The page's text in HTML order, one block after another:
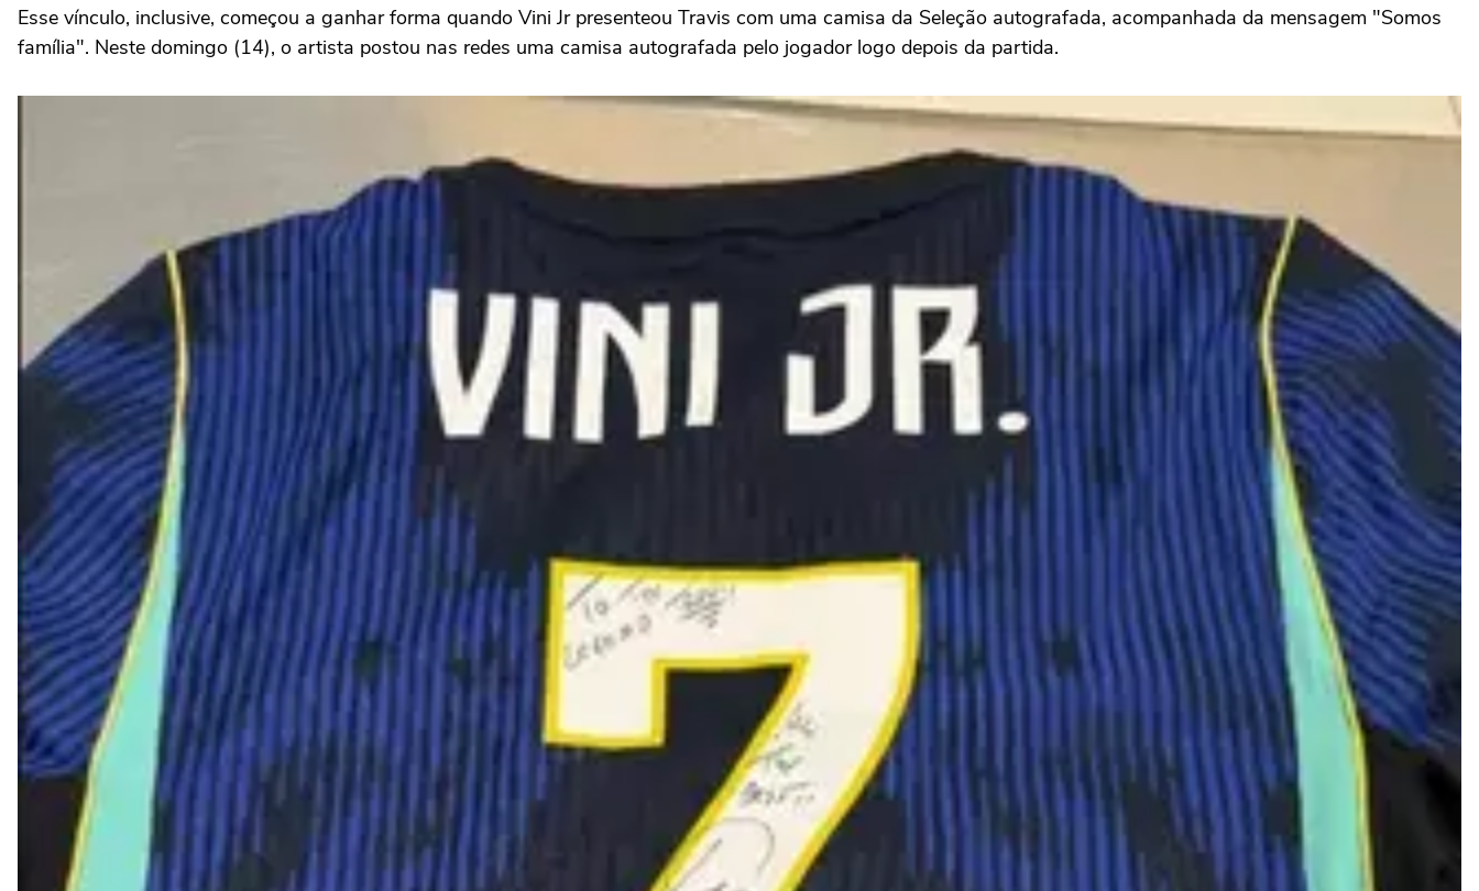
Esse vínculo, inclusive, começou a ganhar forma quando Vini Jr presenteou Travis com uma camisa da Seleção autografada, acompanhada da mensagem "Somos
família". Neste domingo (14), o artista postou nas redes uma camisa autografada pelo jogador logo depois da partida.